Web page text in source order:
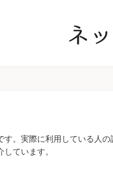
す。実際に利用している人
ています。